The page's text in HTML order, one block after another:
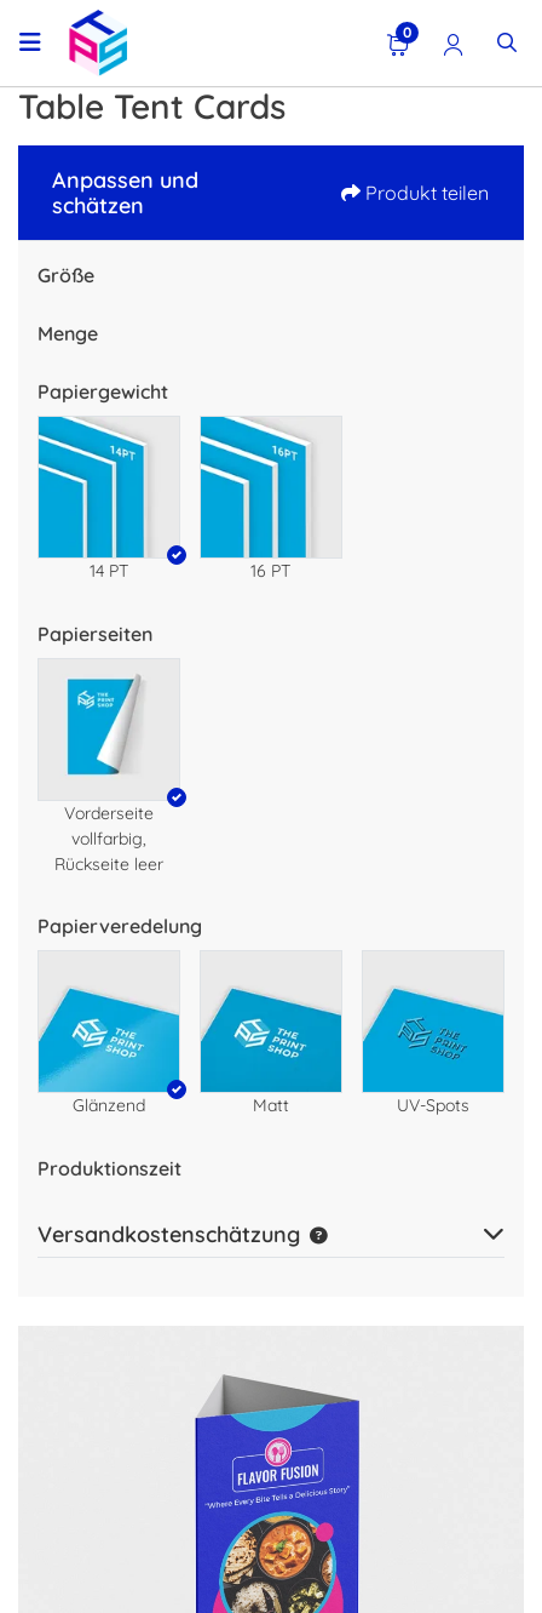
0
Table Tent Cards
Anpassen und
schätzen
Produkt teilen
Größe
Menge
Papiergewicht
14 PT 16 PT
Papierseiten
Vorderseite
vollfarbig,
Rückseite leer
Papierveredelung
Glänzend Matt UV-Spots
Produktionszeit
Versandkostenschätzung